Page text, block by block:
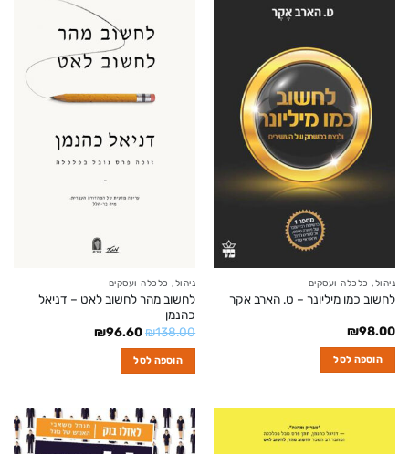
ניהול, כלכלה ועסקים
לחשוב כמו מיליונר – ט. הארב אקר
₪98.00
הוספה לסל
ניהול, כלכלה ועסקים
לחשוב מהר לחשוב לאט – דניאל
כהנמן
₪138.00
המחיר
היה:
₪138.00.
₪96.60
המחיר
הוספה לסל